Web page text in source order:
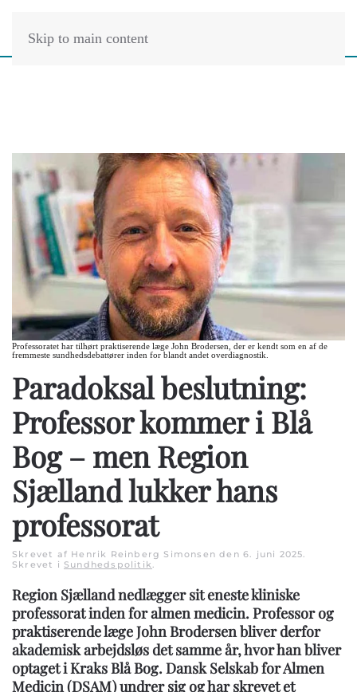
Skip to main content
Professoratet har tilhørt praktiserende læge John Brodersen, der er kendt som en af de
fremmeste sundhedsdebattører inden for blandt andet overdiagnostik.
Paradoksal beslutning:
Professor kommer i Blå
Bog – men Region
Sjælland lukker hans
professorat
Skrevet af Henrik Reinberg Simonsen den 6. juni 2025
Skrevet i Sundhedspolitik
Region Sjælland nedlægger sit eneste kliniske
professorat inden for almen medicin. Professor og
praktiserende læge John Brodersen bliver derfor
akademisk arbejdsløs det samme år, hvor han bliver
optaget i Kraks Blå Bog. Dansk Selskab for Almen
Medicin (DSAM) undrer sig og har skrevet et